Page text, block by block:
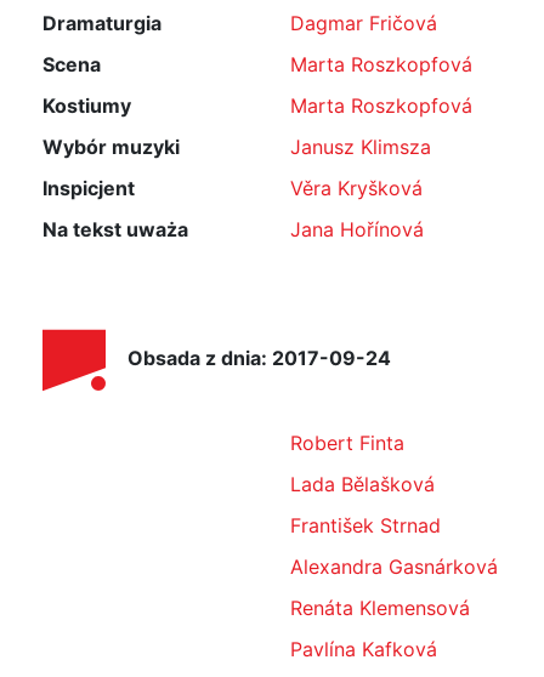
Dramaturgia
Dagmar Fričová
Scena
Marta Roszkopfová
Kostiumy
Marta Roszkopfová
Wybór muzyki
Janusz Klimsza
Inspicjent
Věra Kryšková
Na tekst uważa
Jana Hořínová
Obsada z dnia: 2017-09-24
Robert Finta
Lada Bělašková
František Strnad
Alexandra Gasnárková
Renáta Klemensová
Pavlína Kafková